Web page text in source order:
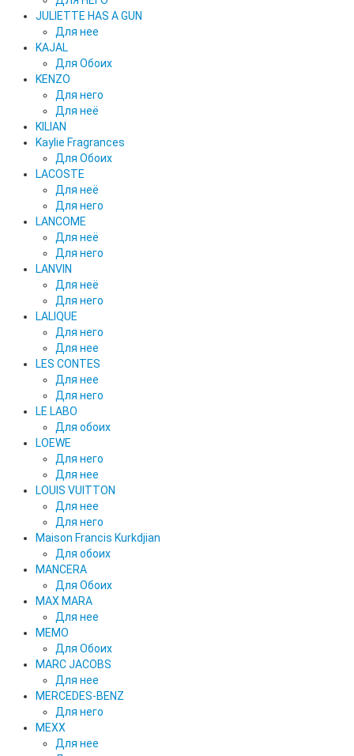
JULIETTE HAS A GUN
Для нее
KAJAL
Для Обоих
KENZO
Для него
Для неё
KILIAN
Kaylie Fragrances
Для Обоих
LACOSTE
Для неё
Для него
LANCOME
Для неё
Для него
LANVIN
Для неё
Для него
LALIQUE
Для него
Для нее
LES CONTES
Для нее
Для него
LE LABO
Для обоих
LOEWE
Для него
Для нее
LOUIS VUITTON
Для нее
Для него
Maison Francis Kurkdjian
Для обоих
MANCERA
Для Обоих
MAX MARA
Для нее
MEMO
Для Обоих
MARC JACOBS
Для нее
MERCEDES-BENZ
Для него
MEXX
Для нее